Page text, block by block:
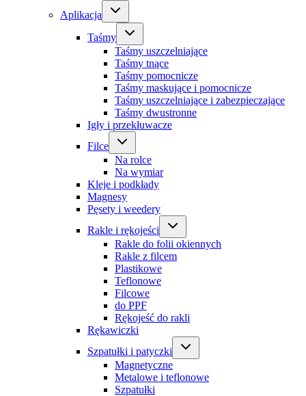
Aplikacja
Taśmy
Taśmy uszczelniające
Taśmy tnące
Taśmy pomocnicze
Taśmy maskujące i pomocnicze
Taśmy uszczelniające i zabezpieczające
Taśmy dwustronne
Igły i przekłuwacze
Filce
Na rolce
Na wymiar
Kleje i podkłady
Magnesy
Pęsety i weedery
Rakle i rękojeści
Rakle do folii okiennych
Rakle z filcem
Plastikowe
Teflonowe
Filcowe
do PPF
Rękojeść do rakli
Rękawiczki
Szpatułki i patyczki
Magnetyczne
Metalowe i teflonowe
Szpatułki